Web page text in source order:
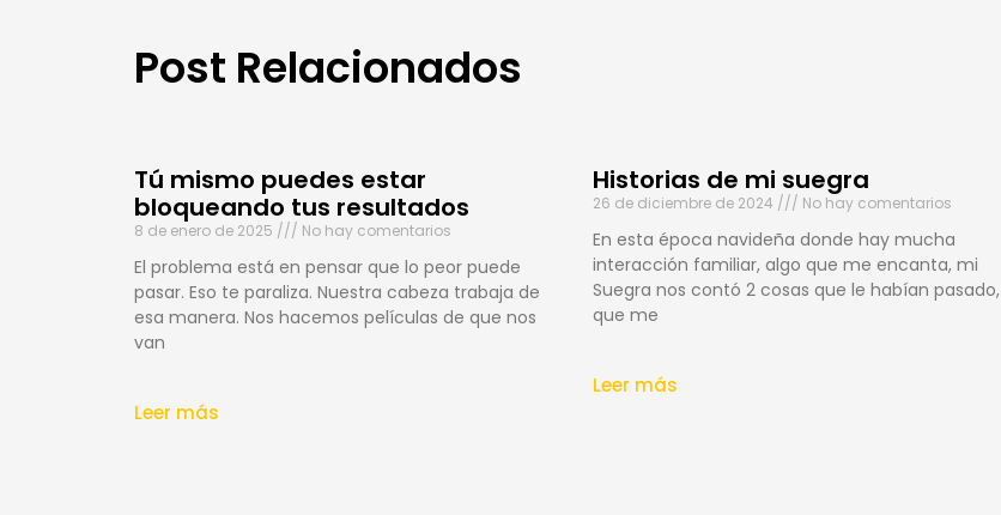
Post Relacionados
Tú mismo puedes estar
bloqueando tus resultados
8 de enero de 2025 No hay comentarios
El problema está en pensar que lo peor puede
pasar. Eso te paraliza. Nuestra cabeza trabaja de
esa manera. Nos hacemos películas de que nos
van
Leer más
Historias de mi suegra
26 de diciembre de 2024 No hay comentarios
En esta época navideña donde hay mucha
interacción familiar, algo que me encanta, mi
Suegra nos contó 2 cosas que le habían pasado,
que me
Leer más